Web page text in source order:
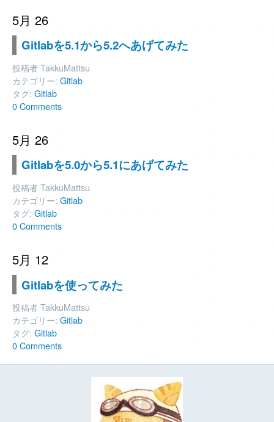
5月 26
Gitlabを5.1から5.2へあげてみた
投稿者 TakkuMattsu
カテゴリー: Gitlab
タグ: Gitlab
0 Comments
5月 26
Gitlabを5.0から5.1にあげてみた
投稿者 TakkuMattsu
カテゴリー: Gitlab
タグ: Gitlab
0 Comments
5月 12
Gitlabを使ってみた
投稿者 TakkuMattsu
カテゴリー: Gitlab
タグ: Gitlab
0 Comments